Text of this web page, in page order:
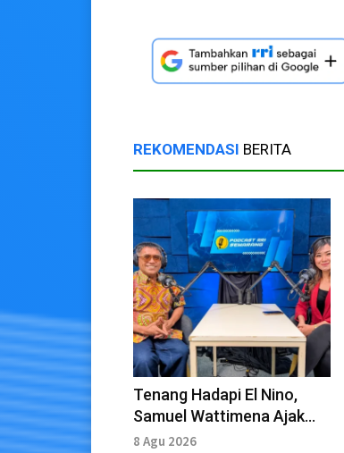
REKOMENDASI BERITA
Tenang Hadapi El Nino,
Samuel Wattimena Ajak
Masyarakat Hemat Air
8 Agu 2026